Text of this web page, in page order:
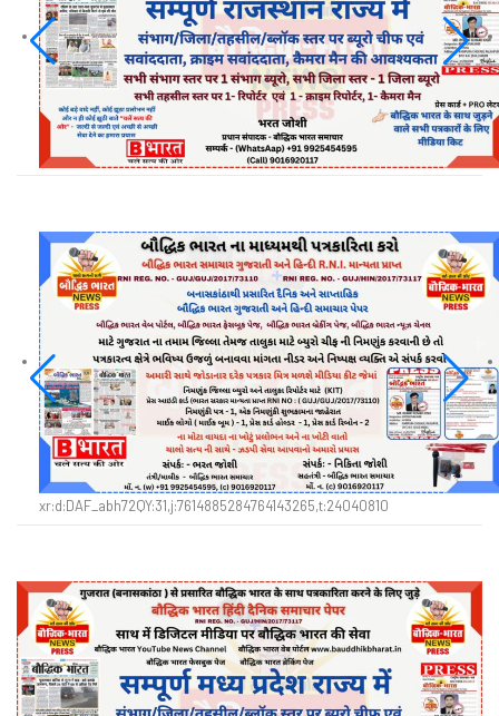
xr:d:DAF_abh72QY:31,j:7614885284764143265,t:24040810